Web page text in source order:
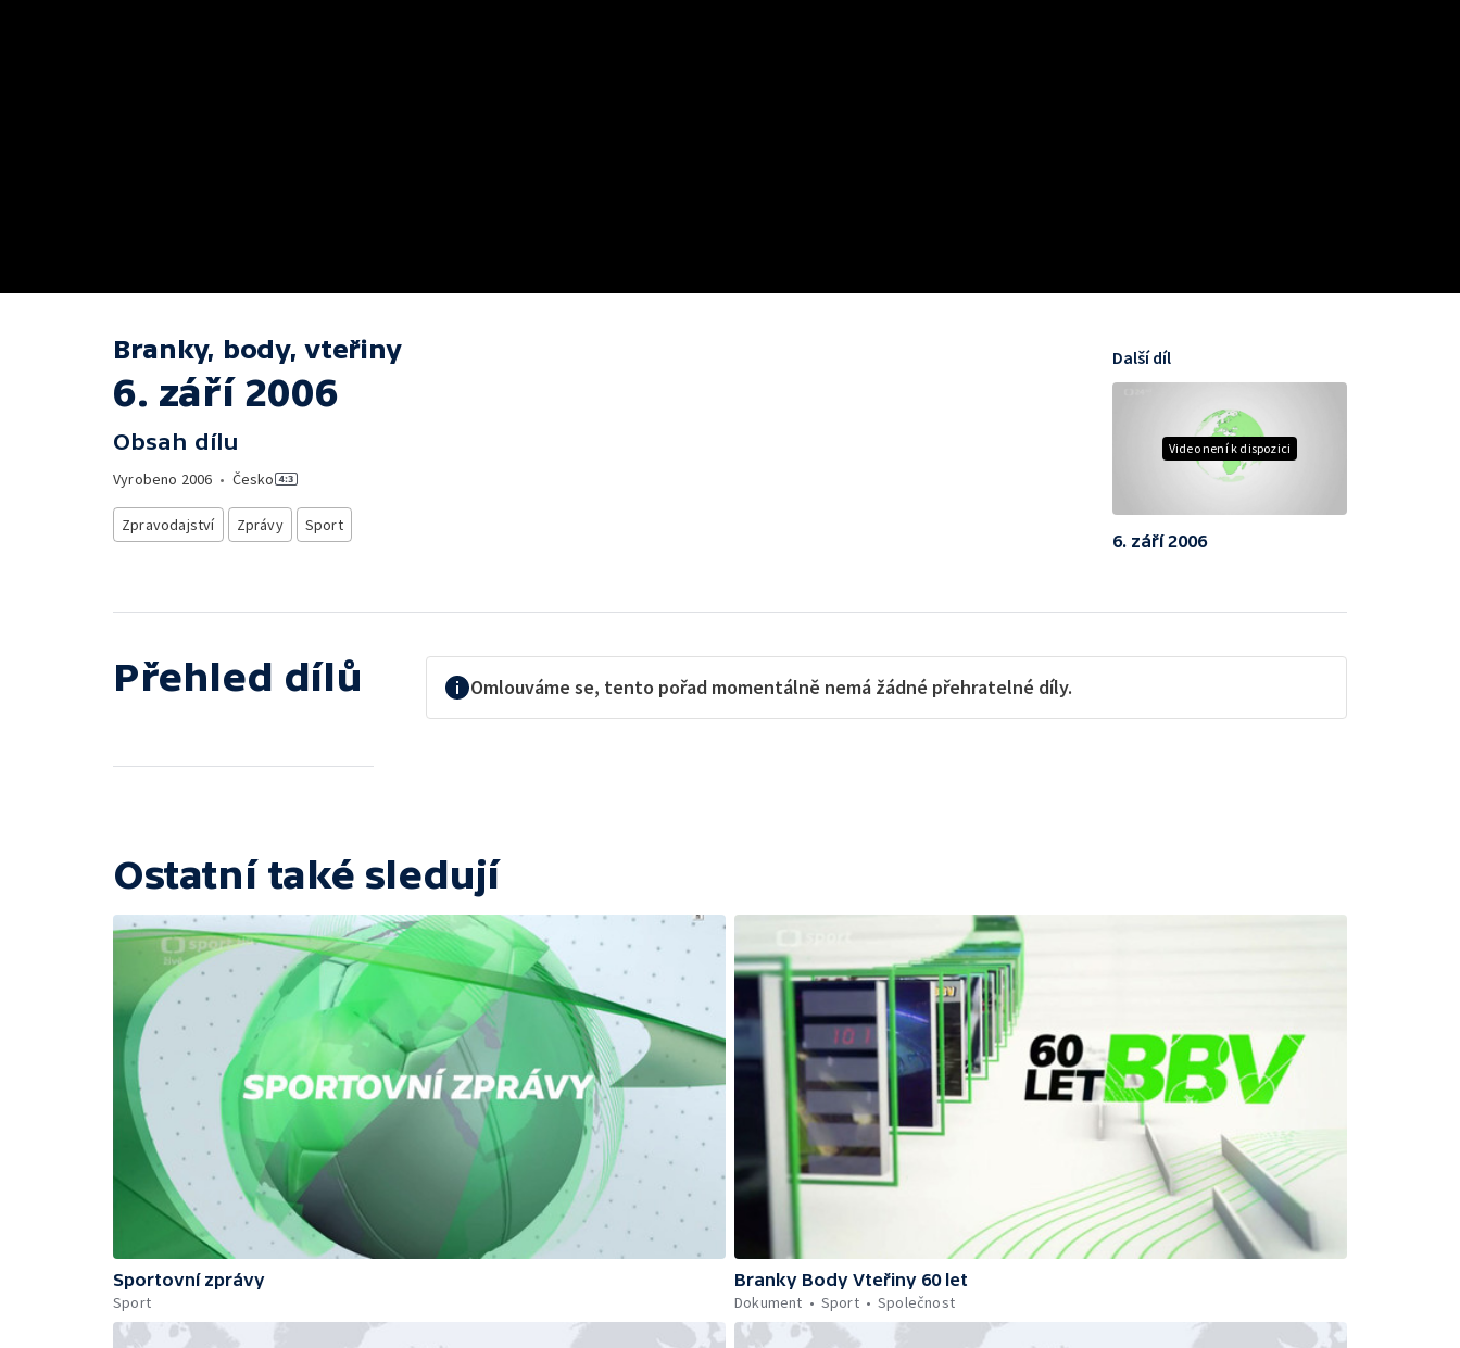
Branky, body, vteřiny
6. září 2006
Obsah dílu
Vyrobeno 2006 • Česko
Zpravodajství Zprávy Sport
Video není k dispozici
Další díl
6. září 2006
Přehled dílů Omlouváme se, tento pořad momentálně nemá žádné přehratelné díly.
Ostatní také sledují
Sportovní zprávy
Sport
Branky Body Vteřiny 60 let
Dokument
Sport Společnost